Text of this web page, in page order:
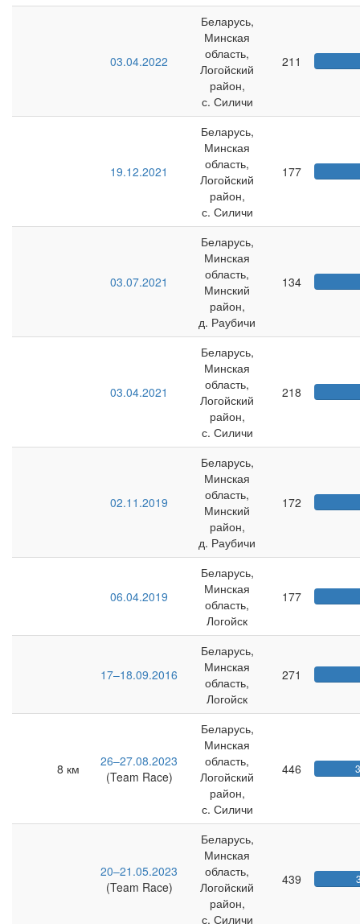
03.04.2022
Беларусь,
Минская
область,
Логойский
район,
с. Силичи
211
19.12.2021
Беларусь,
Минская
область,
Логойский
район,
с. Силичи
177
03.07.2021
Беларусь,
Минская
область,
Минский
район,
д. Раубичи
134
03.04.2021
Беларусь,
Минская
область,
Логойский
район,
с. Силичи
218
02.11.2019
Беларусь,
Минская
область,
Минский
район,
д. Раубичи
172
06.04.2019
Беларусь,
Минская
область,
Логойск
177
17–18.09.2016
Беларусь,
Минская
область,
Логойск
271
8 км
26–27.08.2023
(Team Race)
Беларусь,
Минская
область,
Логойский
район,
с. Силичи
446
20–21.05.2023
(Team Race)
Беларусь,
Минская
область,
Логойский
район,
с. Силичи
439